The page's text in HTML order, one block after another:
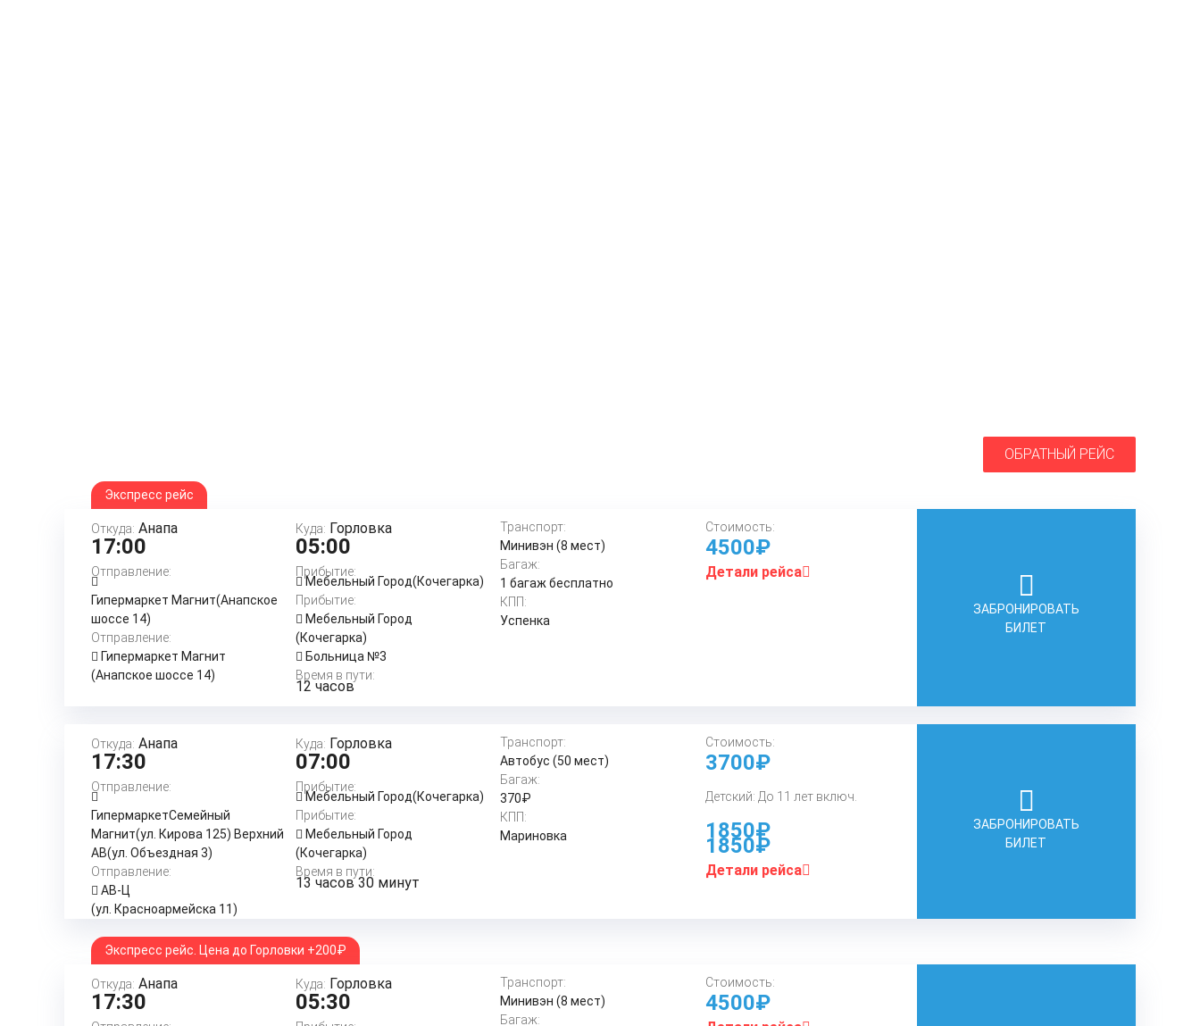
ОБРАТНЫЙ РЕЙС
Экспресс рейс
Откуда: Анапа
17:00
Отправление:
Гипермаркет Магнит(Анапское
шоссе 14)
Отправление:
Гипермаркет Магнит
(Анапское шоссе 14)
Куда: Горловка
05:00
Прибытие:
Мебельный Город(Кочегарка)
Прибытие:
Мебельный Город
(Кочегарка)
Больница №3
Время в пути:
12 часов
Транспорт:
Минивэн (8 мест)
Багаж:
1 багаж бесплатно
КПП:
Успенка
Стоимость:
4500₽
Детали рейса
ЗАБРОНИРОВАТЬ
БИЛЕТ
Откуда: Анапа
17:30
Отправление:
ГипермаркетСемейный
Магнит(ул. Кирова 125) Верхний
АВ(ул. Объездная 3)
Отправление:
АВ-Ц
(ул. Красноармейска 11)
Куда: Горловка
07:00
Прибытие:
Мебельный Город(Кочегарка)
Прибытие:
Мебельный Город
(Кочегарка)
Время в пути:
13 часов 30 минут
Транспорт:
Автобус (50 мест)
Багаж:
370₽
КПП:
Мариновка
Стоимость:
3700₽
Детский: До 11 лет включ.
1850₽
1850₽
Детали рейса
ЗАБРОНИРОВАТЬ
БИЛЕТ
Экспресс рейс. Цена до Горловки +200₽
Откуда: Анапа
17:30
Куда: Горловка
05:30
Транспорт:
Минивэн (8 мест)
Багаж:
Стоимость:
4500₽